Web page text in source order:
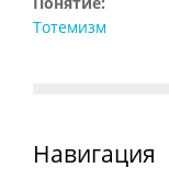
Тотемизм
Навигация